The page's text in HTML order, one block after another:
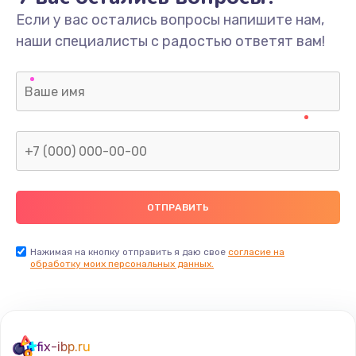
Если у вас остались вопросы напишите нам,
наши специалисты с радостью ответят вам!
Нажимая на кнопку отправить я даю свое согласие на
обработку моих персональных данных.
fix-ibp.ru